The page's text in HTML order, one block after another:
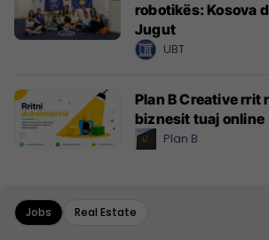
robotikës: Kosova
Jugut
UBT
Plan B Creative rrit
biznesit tuaj online
Plan B
Jobs Real Estate